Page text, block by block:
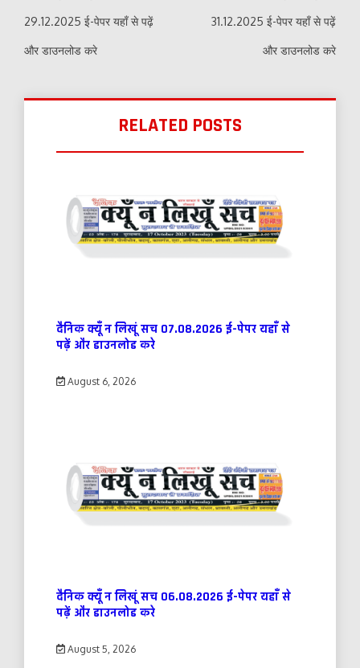
29.12.2025 ई-पेपर यहाँ से पढ़ें
और डाउनलोड करे
31.12.2025 ई-पेपर यहाँ से पढ़ें
और डाउनलोड करे
RELATED POSTS
दैनिक क्यूँ न लिखूं सच 07.08.2026 ई-पेपर यहाँ से
पढ़ें और डाउनलोड करे
August 6, 2026
दैनिक क्यूँ न लिखूं सच 06.08.2026 ई-पेपर यहाँ से
पढ़ें और डाउनलोड करे
August 5, 2026